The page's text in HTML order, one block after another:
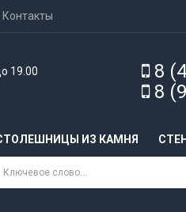
Контакты
19.00
8
8
ИЗ КАМНЯ